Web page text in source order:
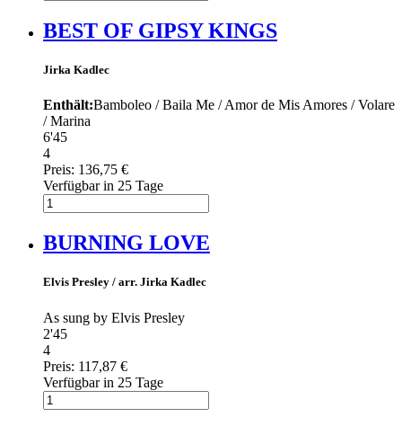
BEST OF GIPSY KINGS
Jirka Kadlec
Enthält:Bamboleo / Baila Me / Amor de Mis Amores / Volare
/ Marina
6'45
4
Preis: 136,75 €
Verfügbar in 25 Tage
BURNING LOVE
Elvis Presley / arr. Jirka Kadlec
As sung by Elvis Presley
2'45
4
Preis: 117,87 €
Verfügbar in 25 Tage